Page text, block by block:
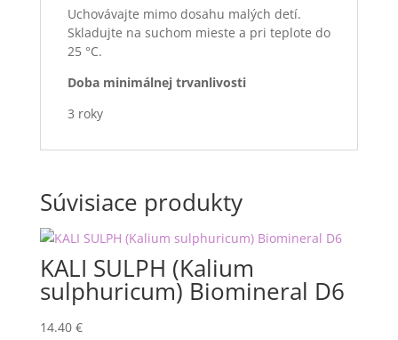
Uchovávajte mimo dosahu malých detí.
Skladujte na suchom mieste a pri teplote do
25 °C.
Doba minimálnej trvanlivosti
3 roky
Súvisiace produkty
KALI SULPH (Kalium
sulphuricum) Biomineral D6
14.40 €